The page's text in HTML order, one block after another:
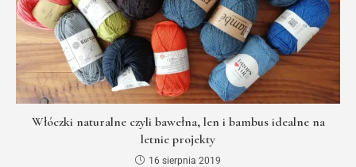
Włóczki naturalne czyli bawełna, len i bambus idealne na
letnie projekty
16 sierpnia 2019